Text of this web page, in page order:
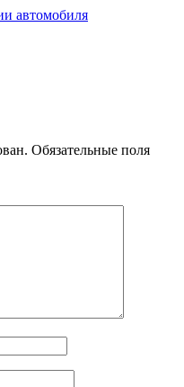
автомобиля
Обязательные поля